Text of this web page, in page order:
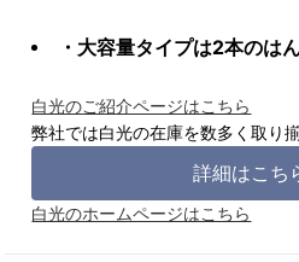
・大容量タイプは2本のは
白光のご紹介ページはこちら
弊社では白光の在庫を数多く取り
詳細はこち
白光のホームページはこちら